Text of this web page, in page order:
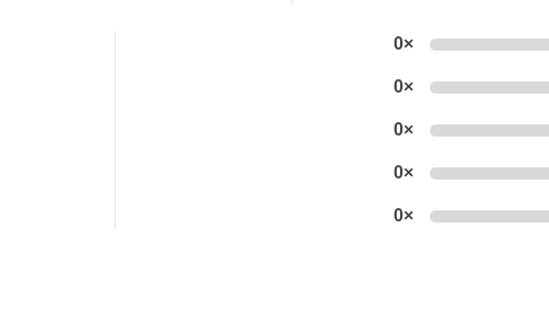
0×
0×
0×
0×
0×